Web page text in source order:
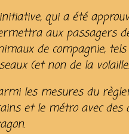
qui a été
aux passagers
de compagnie,
(et non de la
les mesures du
et le métro avec des